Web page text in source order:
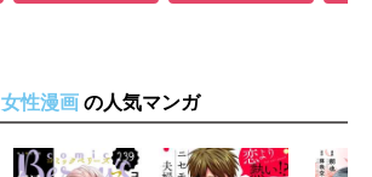
女性漫画 の人気マンガ